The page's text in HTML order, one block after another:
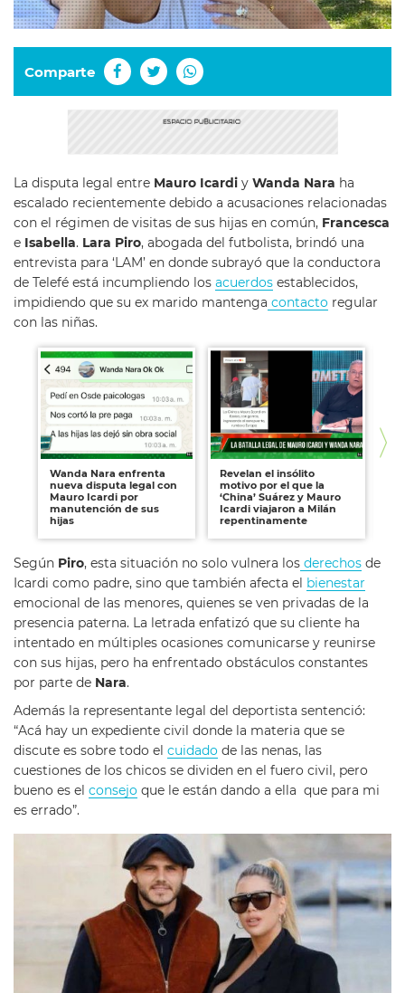
Comparte
La disputa legal entre Mauro Icardi y Wanda Nara ha
escalado recientemente debido a acusaciones relacionadas
con el régimen de visitas de sus hijas en común, Francesca
e Isabella. Lara Piro, abogada del futbolista, brindó una
entrevista para ‘LAM’ en donde subrayó que la conductora
de Telefé está incumpliendo los acuerdos establecidos,
impidiendo que su ex marido mantenga contacto regular
con las niñas.
Wanda Nara enfrenta
nueva disputa legal con
Mauro Icardi por
manutención de sus
hijas
Revelan el insólito
motivo por el que la
‘China’ Suárez y Mauro
Icardi viajaron a Milán
repentinamente
Según Piro, esta situación no solo vulnera los derechos de
Icardi como padre, sino que también afecta el
bienestar
emocional de las menores, quienes se ven privadas de la
presencia paterna. La letrada enfatizó que su cliente ha
intentado en múltiples ocasiones comunicarse y reunirse
con sus hijas, pero ha enfrentado obstáculos constantes
por parte de Nara.
Además la representante legal del deportista sentenció:
“Acá hay un expediente civil donde la materia que se
discute es sobre todo el cuidado de las nenas, las
cuestiones de los chicos se dividen en el fuero civil, pero
bueno es el consejo que le están dando a ella que para mi
es errado”.